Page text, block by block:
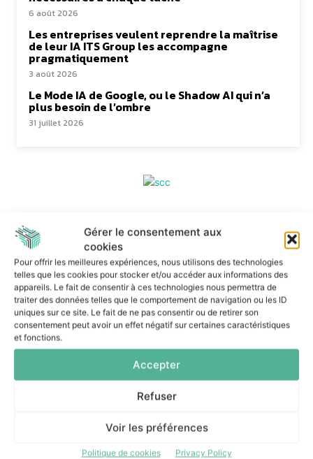
Gérer le consentement aux
cookies
Pour offrir les meilleures expériences, nous utilisons des technologies
telles que les cookies pour stocker et/ou accéder aux informations des
appareils. Le fait de consentir à ces technologies nous permettra de
traiter des données telles que le comportement de navigation ou les ID
uniques sur ce site. Le fait de ne pas consentir ou de retirer son
consentement peut avoir un effet négatif sur certaines caractéristiques
et fonctions.
Accepter
Refuser
Voir les préférences
Politique de cookies Privacy Policy
6 août 2026
Les entreprises veulent reprendre la maîtrise
de leur IA ITS Group les accompagne
pragmatiquement
3 août 2026
Le Mode IA de Google, ou le Shadow AI qui n’a
plus besoin de l’ombre
31 juillet 2026
Dans la même catégorie
Le Mode IA de Google, ou le
Shadow AI qui n’a plus besoin
de l’ombre
31 juillet 2026
Réussir un projet d’IA
agentique : les trois décisions
essentielles